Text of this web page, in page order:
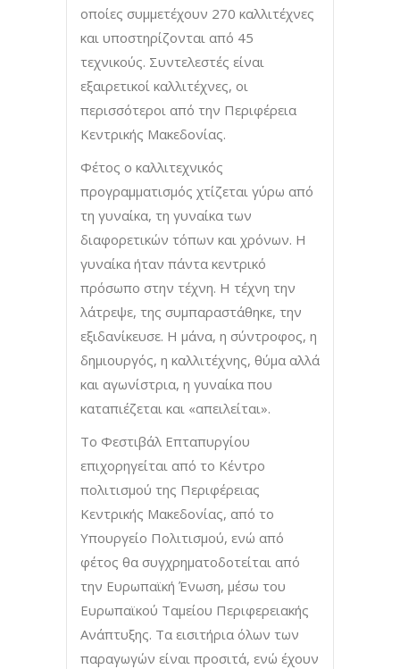
οποίες συμμετέχουν 270 καλλιτέχνες
και υποστηρίζονται από 45
τεχνικούς. Συντελεστές είναι
εξαιρετικοί καλλιτέχνες, οι
περισσότεροι από την Περιφέρεια
Κεντρικής Μακεδονίας.
Φέτος ο καλλιτεχνικός
προγραμματισμός χτίζεται γύρω από
τη γυναίκα, τη γυναίκα των
διαφορετικών τόπων και χρόνων. Η
γυναίκα ήταν πάντα κεντρικό
πρόσωπο στην τέχνη. Η τέχνη την
λάτρεψε, της συμπαραστάθηκε, την
εξιδανίκευσε. Η μάνα, η σύντροφος, η
δημιουργός, η καλλιτέχνης, θύμα αλλά
και αγωνίστρια, η γυναίκα που
καταπιέζεται και «απειλείται».
Το Φεστιβάλ Επταπυργίου
επιχορηγείται από το Κέντρο
πολιτισμού της Περιφέρειας
Κεντρικής Μακεδονίας, από το
Υπουργείο Πολιτισμού, ενώ από
φέτος θα συγχρηματοδοτείται από
την Ευρωπαϊκή Ένωση, μέσω του
Ευρωπαϊκού Ταμείου Περιφερειακής
Ανάπτυξης. Τα εισιτήρια όλων των
παραγωγών είναι προσιτά, ενώ έχουν